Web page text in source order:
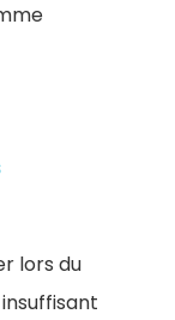
lors du